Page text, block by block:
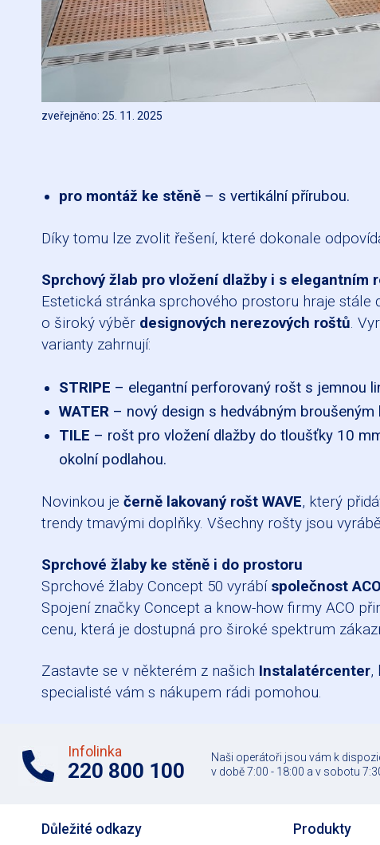
zveřejněno: 25. 11. 2025
pro montáž ke stěně– s vertikální přírubou.
Díky tomu lze zvolit řešení, které dokonale
Sprchový žlab pro vložení dlažby i s elegantním
Estetická stránka sprchového prostoru hraje
o široký výběr designových nerezových roštů.
varianty zahrnují:
STRIPE – elegantní perforovaný rošt s jemnou
WATER– nový design s hedvábným broušeným
TILE – rošt pro vložení dlažby do tloušťky 10
okolní podlahou.
Novinkou je černě lakovaný rošt WAVE, který
trendy tmavými doplňky. Všechny rošty jsou
Sprchové žlaby ke stěně i do prostoru
Sprchové žlaby Concept 50 vyrábí společnost ACO
Spojení značky Concept a know-how firmy ACO
cenu, která je dostupná pro široké spektrum
Zastavte se v některém z našich Instalatércenter,
specialisté vám s nákupem rádi pomohou.
Infolinka
220 800 100
Naši operátoři jsou vám k
v době 7:00 - 18:00 a v sobotu
Důležité odkazy Produkty